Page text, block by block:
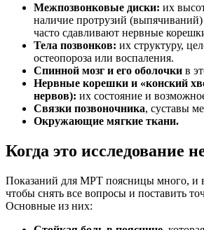
Межпозвонковые диски: их
наличие протрузий
часто сдавливают нервные
Тела позвонков: их структуру,
остеопороза или воспаления.
Спинной мозг и его оболочки в
Нервные корешки и «конский
нервов): их состояние и
Связки позвоночника, суставы
Окружающие мягкие ткани.
Когда это исследование
Показаний для МРТ поясницы много, и
чтобы снять все вопросы и поставить
Основные из них: